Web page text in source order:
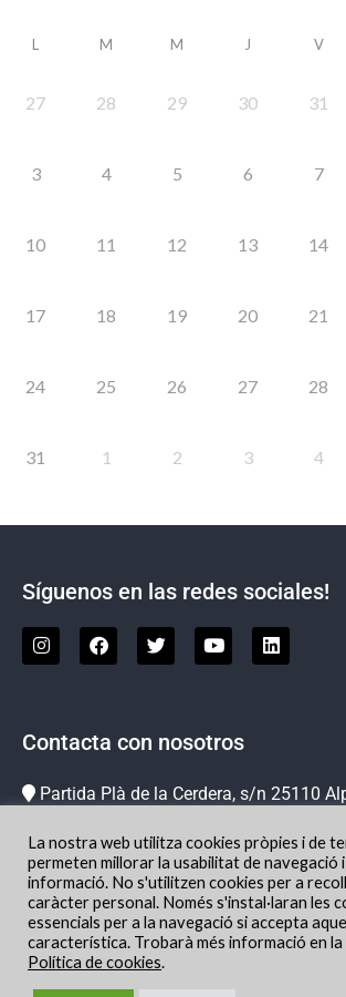
L M M J V
27 28 29 30 31
3 4 5 6 7
10 11 12 13 14
17 18 19 20 21
24 25 26 27 28
31 1 2 3 4
Síguenos en las redes sociales!
Contacta con nosotros
Partida Plà de la Cerdera, s/n 25110
info@hipicachampion.com
Localización
La nostra web utilitza cookies pròpies i de
permeten millorar la usabilitat de navegació
informació. No s'utilitzen cookies per a
caràcter personal. Només s'instal·laran les
essencials per a la navegació si accepta
característica. Trobarà més informació en
Política de cookies.